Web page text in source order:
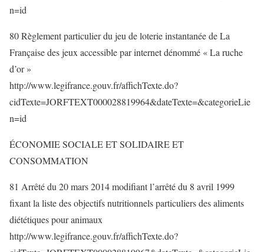
n=id
80 Règlement particulier du jeu de loterie instantanée de La
Française des jeux accessible par internet dénommé « La ruche
d’or »
http://www.legifrance.gouv.fr/affichTexte.do?
cidTexte=JORFTEXT000028819964&dateTexte=&categorieLie
n=id
ÉCONOMIE SOCIALE ET SOLIDAIRE ET
CONSOMMATION
81 Arrêté du 20 mars 2014 modifiant l’arrêté du 8 avril 1999
fixant la liste des objectifs nutritionnels particuliers des aliments
diététiques pour animaux
http://www.legifrance.gouv.fr/affichTexte.do?